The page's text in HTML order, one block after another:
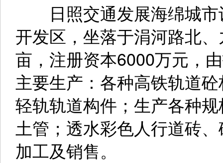
日照交通发展海绵城市
开发区，坐落于涓河路北
亩，注册资本6000万元，
主要生产：各种高铁轨道
轻轨轨道构件；生产各种
土管；透水彩色人行道砖
加工及销售。